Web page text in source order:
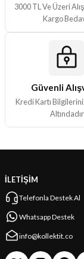
Bu ürüne benzer
3000 TL Ve Üzeri
Kargo
Güvenli
Kredi Kartı
Altındadır
İLETİŞİM
Telefonla Destek Al
Whatsapp Destek
info@kollektit.co